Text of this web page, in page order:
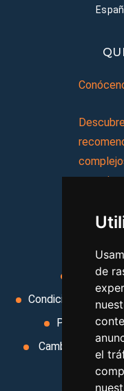
de
el
Aviso
Condiciones
Política de
Cambiar